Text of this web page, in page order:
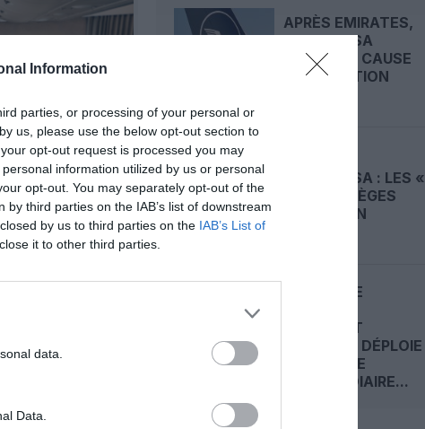
Information
parties, or processing of your personal or
us, please use the below opt-out section to
opt-out request is processed you may
information utilized by us or personal
opt-out. You may separately opt-out of the
third parties on the IAB’s list of downstream
by us to third parties on the IAB’s List of
it to other third parties.
data.
Data.
APRÈS EMIRATES,
LUFTHANSA
REMET EN CAUSE
LA RÉCEPTION
LUFTHANSA : LES «
VRAIS » SIÈGES
HUBLOT EN
ECONOMIE
COMMENT
EMIRATES DÉPLOIE
SA CLASSE
INTERMÉDIAIRE...